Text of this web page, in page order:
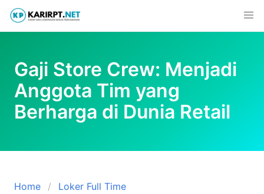
Skip
content
Gaji Store Crew: Menjadi
Anggota Tim yang
Berharga di Dunia Retail
Home
Loker Full Time